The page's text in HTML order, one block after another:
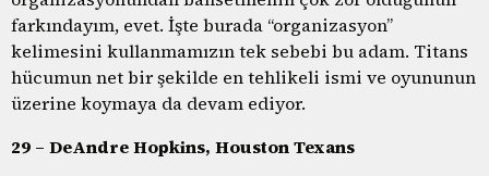
farkındayım, evet. İşte burada “organizasyon”
kelimesini kullanmamızın tek sebebi bu adam. Titans
hücumun net bir şekilde en tehlikeli ismi ve oyununun
üzerine koymaya da devam ediyor.
29 – DeAndre Hopkins, Houston Texans